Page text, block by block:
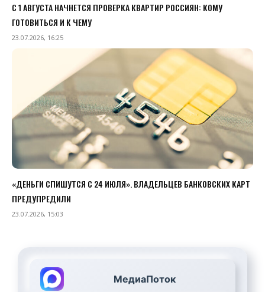
С 1 АВГУСТА НАЧНЕТСЯ ПРОВЕРКА КВАРТИР РОССИЯН: КОМУ
ГОТОВИТЬСЯ И К ЧЕМУ
23.07.2026, 16:25
«ДЕНЬГИ СПИШУТСЯ С 24 ИЮЛЯ». ВЛАДЕЛЬЦЕВ БАНКОВСКИХ КАРТ
ПРЕДУПРЕДИЛИ
23.07.2026, 15:03
МедиаПоток